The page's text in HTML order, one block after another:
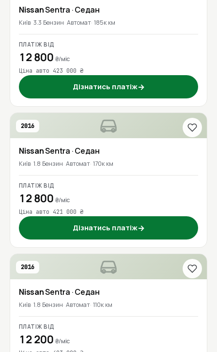
NissanSentra · Седан
Київ 3.3 Бензин Автомат 185к км
ПЛАТІЖ ВІД
12 800 ₴/міс
Ціна авто 423 000 ₴
Дізнатись платіж→
2016
NissanSentra · Седан
Київ 1.8 Бензин Автомат 170к км
ПЛАТІЖ ВІД
12 800 ₴/міс
Ціна авто 421 000 ₴
Дізнатись платіж→
2016
NissanSentra · Седан
Київ 1.8 Бензин Автомат 110к км
ПЛАТІЖ ВІД
12 200 ₴/міс